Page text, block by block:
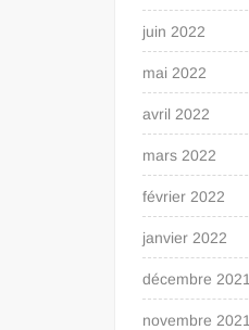
juin 2022
mai 2022
avril 2022
mars 2022
février 2022
janvier 2022
décembre 2021
novembre 2021